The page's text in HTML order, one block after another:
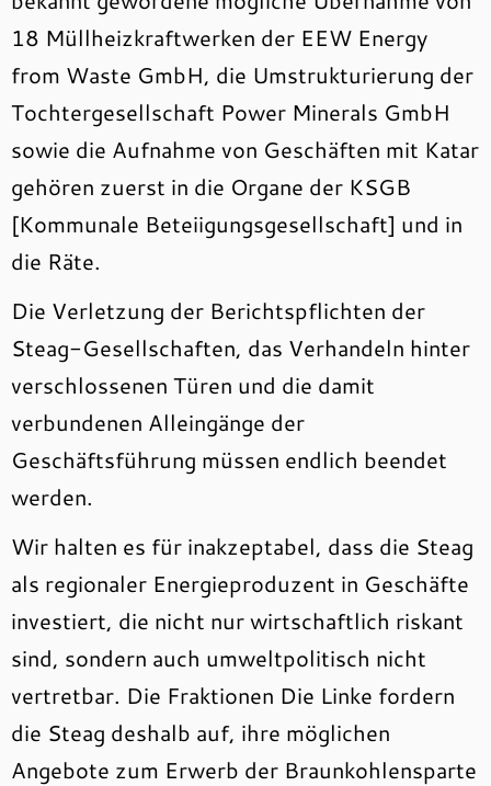
18 Müllheizkraftwerken der EEW Energy
from Waste GmbH, die Umstrukturierung der
Tochtergesellschaft Power Minerals GmbH
sowie die Aufnahme von Geschäften mit Katar
gehören zuerst in die Organe der KSGB
[Kommunale Beteiigungsgesellschaft] und in
die Räte.
Die Verletzung der Berichtspflichten der
Steag-Gesellschaften, das Verhandeln hinter
verschlossenen Türen und die damit
verbundenen Alleingänge der
Geschäftsführung müssen endlich beendet
werden.
Wir halten es für inakzeptabel, dass die Steag
als regionaler Energieproduzent in Geschäfte
investiert, die nicht nur wirtschaftlich riskant
sind, sondern auch umweltpolitisch nicht
vertretbar. Die Fraktionen Die Linke fordern
die Steag deshalb auf, ihre möglichen
Angebote zum Erwerb der Braunkohlensparte